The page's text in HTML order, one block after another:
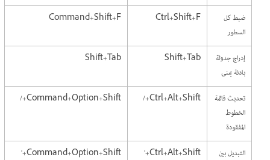
ضبط كل
السطور
Ctrl+Shift+F
Command+Shift+F
إدراج جدولة
بادئة يمنى
Shift+Tab
Shift+Tab
تحديث قائمة
الخطوط
المفقودة
Ctrl+Alt+Shift+/
Command+Option+Shift+/
التبديل بين
Ctrl+Alt+Shift+'
Command+Option+Shift+'